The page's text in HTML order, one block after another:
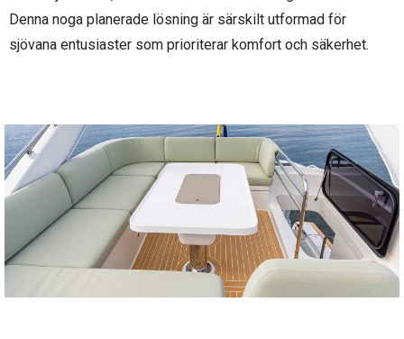
Denna noga planerade lösning är särskilt utformad för
sjövana entusiaster som prioriterar komfort och säkerhet.